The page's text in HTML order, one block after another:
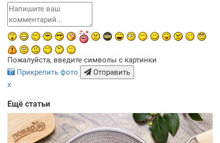
Пожалуйста, введите символы с картинки
Прикрепить фото
Отправить
x
Ещё статьи